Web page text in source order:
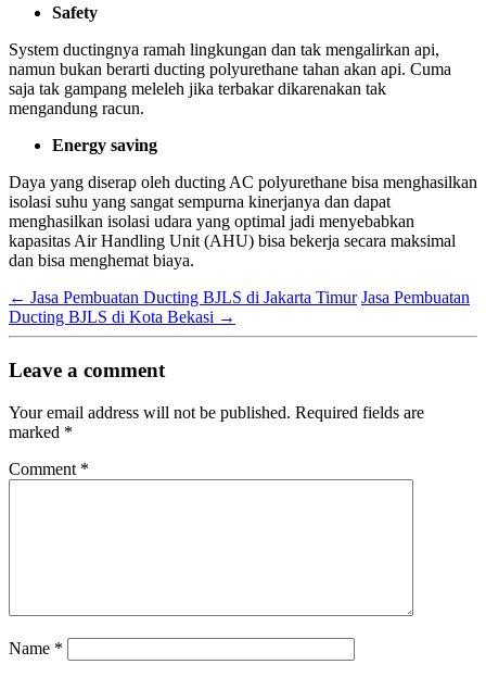
Safety
System ductingnya ramah lingkungan dan tak mengalirkan api,
namun bukan berarti ducting polyurethane tahan akan api. Cuma
saja tak gampang meleleh jika terbakar dikarenakan tak
mengandung racun.
Energy saving
Daya yang diserap oleh ducting AC polyurethane bisa menghasilkan
isolasi suhu yang sangat sempurna kinerjanya dan dapat
menghasilkan isolasi udara yang optimal jadi menyebabkan
kapasitas Air Handling Unit (AHU) bisa bekerja secara maksimal
dan bisa menghemat biaya.
← Jasa Pembuatan Ducting BJLS di Jakarta Timur Jasa Pembuatan
Ducting BJLS di Kota Bekasi →
Leave a comment
Your email address will not be published. Required fields are
marked *
Comment *
Name *